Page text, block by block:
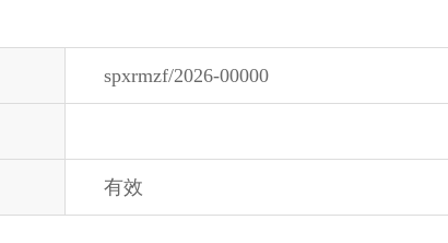
spxrmzf/2026-00000
有效